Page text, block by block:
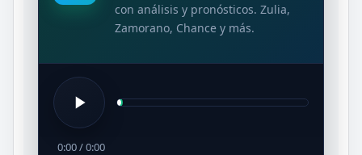
con análisis y pronósticos. Zulia,
Zamorano, Chance y más.
0:00/0:00